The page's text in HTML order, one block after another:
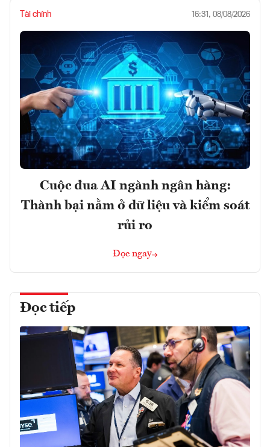
Tài chính 16:31, 08/08/2026
Cuộc đua AI ngành ngân hàng:
Thành bại nằm ở dữ liệu và kiểm soát
rủi ro
Đọc ngay
Đọc tiếp